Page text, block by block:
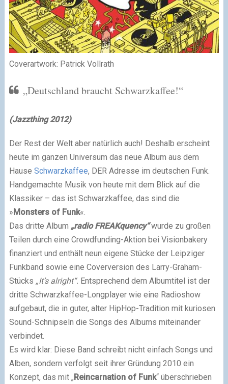
Coverartwork: Patrick Vollrath
„Deutschland braucht Schwarzkaffee!“
(Jazzthing 2012)
Der Rest der Welt aber natürlich auch! Deshalb erscheint
heute im ganzen Universum das neue Album aus dem
Hause Schwarzkaffee, DER Adresse im deutschen Funk.
Handgemachte Musik von heute mit dem Blick auf die
Klassiker – das ist Schwarzkaffee, das sind die
»Monsters of Funk«.
Das dritte Album „radio FREAKquency“wurde zu großen
Teilen durch eine Crowdfunding-Aktion bei Visionbakery
finanziert und enthält neun eigene Stücke der Leipziger
Funkband sowie eine Coverversion des Larry-Graham-
Stücks „It’s alright“. Entsprechend dem Albumtitel ist der
dritte Schwarzkaffee-Longplayer wie eine Radioshow
aufgebaut, die in guter, alter HipHop-Tradition mit kuriosen
Sound-Schnipseln die Songs des Albums miteinander
verbindet.
Es wird klar: Diese Band schreibt nicht einfach Songs und
Alben, sondern verfolgt seit ihrer Gründung 2010 ein
Konzept, das mit „Reincarnation of Funk“ überschrieben